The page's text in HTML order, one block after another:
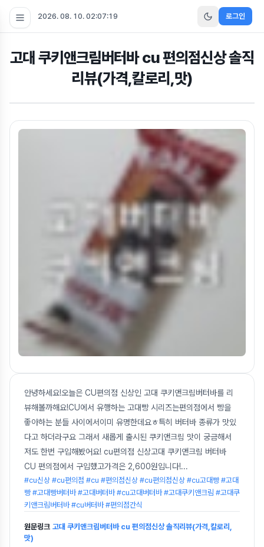
2026. 08. 10. 02:07:19 로그인
고대 쿠키앤크림버터바 cu 편의점신상 솔직
리뷰(가격,칼로리,맛)
안녕하세요!오늘은 CU편의점 신상인 고대 쿠키앤크림버터바를 리
뷰해볼까해요!CU에서 유행하는 고대빵 시리즈는편의점에서 빵을
좋아하는 분들 사이에서이미 유명한데요ㅎ특히 버터바 종류가 맛있
다고 하더라구요 그래서 새롭게 출시된 쿠키앤크림 맛이 궁금해서
저도 한번 구입해봤어요! cu편의점 신상고대 쿠키앤크림 버터바
CU 편의점에서 구입했고가격은 2,600원입니다!...
#cu신상 #cu편의점 #cu #편의점신상 #cu편의점신상 #cu고대빵 #고대
빵 #고대빵버터바 #고대버터바 #cu고대버터바 #고대쿠키앤크림 #고대쿠
키앤크림버터바 #cu버터바 #편의점간식
원문링크 고대 쿠키앤크림버터바 cu 편의점신상 솔직리뷰(가격,칼로리,
맛)